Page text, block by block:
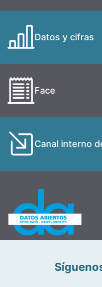
Datos y cifras
Face
Canal interno